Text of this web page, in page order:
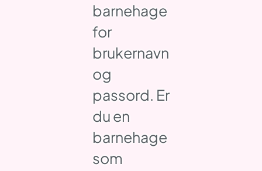
barnehage
for
brukernavn
og
passord. Er
du en
barnehage
som